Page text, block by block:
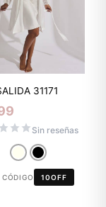
31171
Sin reseñas
10OFF